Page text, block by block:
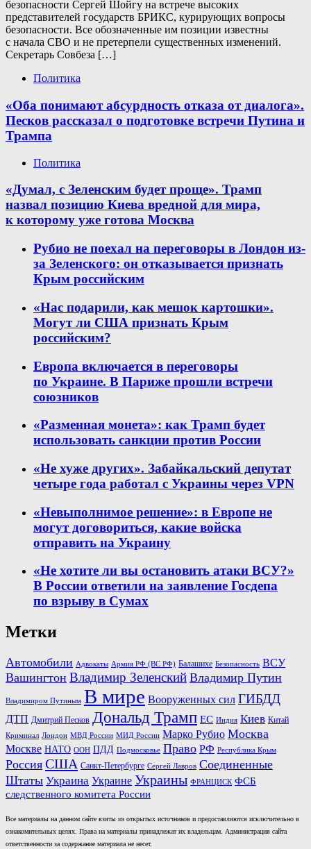
безопасности Сергей Шойгу на встрече высоких
представителей государств БРИКС, курирующих вопросы
безопасности. Все обозначенные им позиции известны
с начала СВО и не претерпели существенных изменений.
Секретарь Совбеза […]
Политика
«Оба понимают абсурдность отказа от диалога».
Песков рассказал о подготовке встречи Путина и
Трампа
Политика
«Думал, с Зеленским будет проще». Трамп
назвал позицию Киева вредной для мира,
к которому уже готова Москва
Рубио не поехал на переговоры в Лондон из-
за Зеленского: он отказывается признать
Крым российским
«Нас подарили, как мешок картошки».
Могут ли США признать Крым
российским?
Европа включается в переговоры
по Украине. В Париже прошли встречи
союзников
«Разменная монета»: как Трамп будет
использовать санкции против России
«Не хуже других». Забайкальский депутат
четыре года работал с Украины через VPN
«Невыполнимое решение»: в Европе не
могут договориться, какие войска
отправить на Украину
«Не хотите ли вы остановить атаки ВСУ?»
В России ответили на заявление Госдепа
по взрыву в Сумах
Метки
Автомобили Адвокаты Армия РФ (ВС РФ) Балашихе Безопасность ВСУ
Вашингтон Владимир Зеленский Владимир Путин
Владимиром Путиным В мире Вооруженных сил ГИБДД
ДТП Дмитрий Песков Дональд Трамп ЕС Индия Киев Китай
Криминал Лондон МВД России МИД России Марко Рубио Москва
Москве НАТО ООН ПДД Подмосковье Право РФ Республика Крым
Россия США Санкт-Петербурге Сергей Лавров Соединенные
Штаты Украина Украине Украины ФРАНЦИСК ФСБ
следственного комитета России
Все материалы на данном сайте взяты из открытых источников и предоставляются исключительно в
ознакомительных целях. Права на материалы принадлежат их владельцам. Администрация сайта
ответственности за содержание материала не несет.